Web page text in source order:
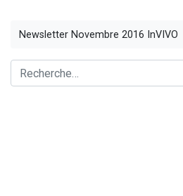
Newsletter Novembre 2016 InVIVO